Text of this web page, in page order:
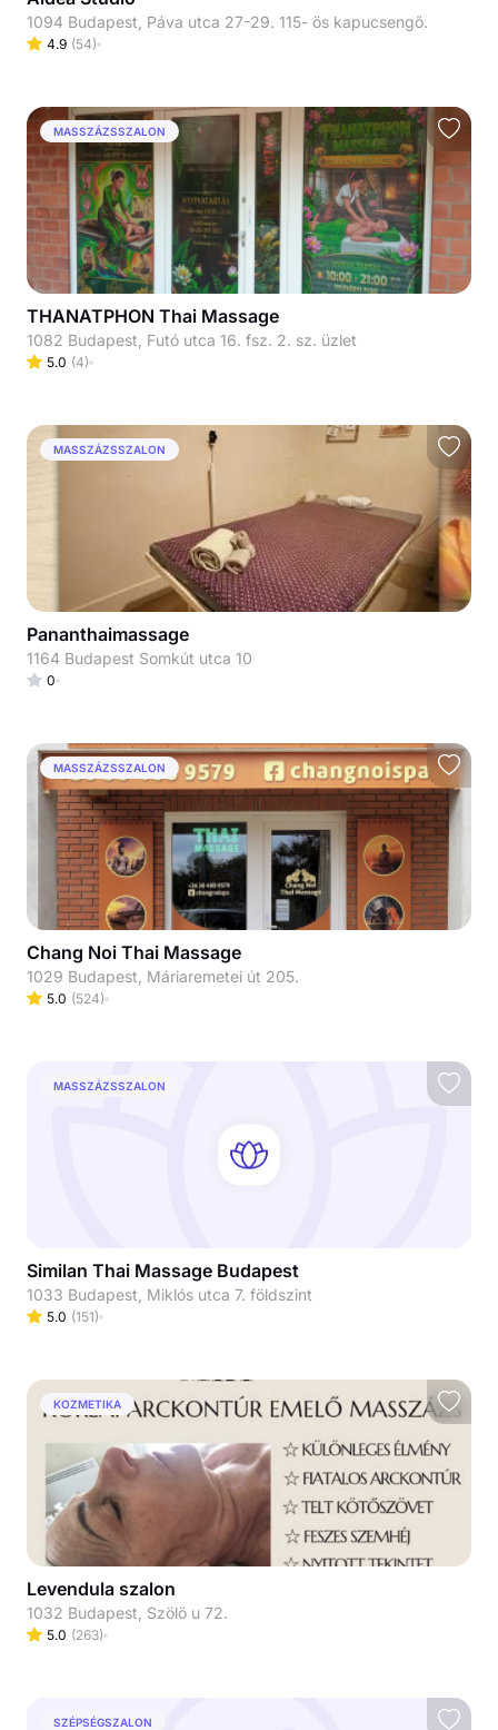
1094 Budapest, Páva utca 27-29. 115- ös kapucsengő.
4.9 (54)
MASSZÁZSSZALON
THANATPHON Thai Massage
1082 Budapest, Futó utca 16. fsz. 2. sz. üzlet
5.0 (4)
MASSZÁZSSZALON
Pananthaimassage
1164 Budapest Somkút utca 10
0
MASSZÁZSSZALON
Chang Noi Thai Massage
1029 Budapest, Máriaremetei út 205.
5.0 (524)
MASSZÁZSSZALON
Similan Thai Massage Budapest
1033 Budapest, Miklós utca 7. földszint
5.0 (151)
KOZMETIKA
Levendula szalon
1032 Budapest, Szölö u 72.
5.0 (263)
SZÉPSÉGSZALON